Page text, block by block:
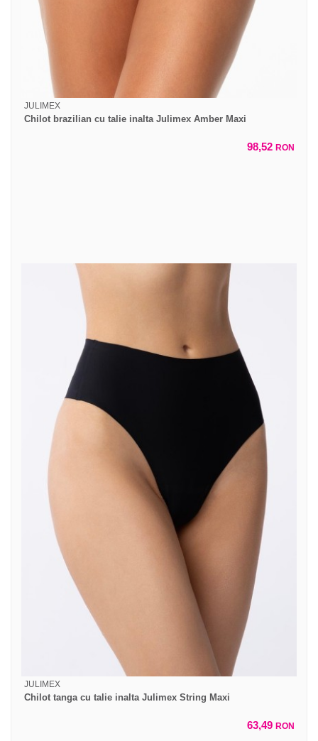
JULIMEX
Chilot brazilian cu talie inalta Julimex Amber Maxi
98,52 RON
JULIMEX
Chilot tanga cu talie inalta Julimex String Maxi
63,49 RON